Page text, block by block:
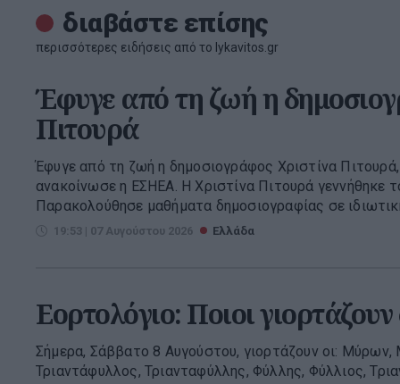
διαβάστε επίσης
περισσότερες ειδήσεις από το lykavitos.gr
Έφυγε από τη ζωή η
Πιτουρά
Έφυγε από τη ζωή η δημοσιογράφος Χριστίνα
ανακοίνωσε η ΕΣΗΕΑ. Η Χριστίνα Πιτουρά γεννήθηκε
Παρακολούθησε μαθήματα δημοσιογραφίας σε
19:53 | 07 Αυγούστου 2026 Ελλάδα
Εορτολόγιο: Ποιοι
Σήμερα, Σάββατο 8 Αυγούστου, γιορτάζουν οι:
Τριαντάφυλλος, Τριανταφύλλης, Φύλλης, Φύλλιος,